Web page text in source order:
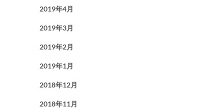
2019年4月
2019年3月
2019年2月
2019年1月
2018年12月
2018年11月